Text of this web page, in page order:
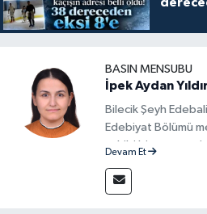
BASIN MENSUBU
İpek Aydan
Bilecik Şeyh
Edebiyat Bölümü
sahibi bir
güvenilir ve
amaçlıyorum.
Devam Et